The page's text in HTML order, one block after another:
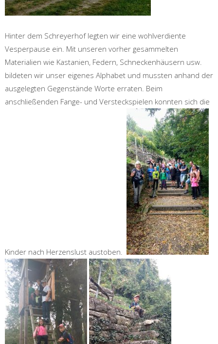
Hinter dem Schreyerhof legten wir eine wohlverdiente
Vesperpause ein. Mit unseren vorher gesammelten
Materialien wie Kastanien, Federn, Schneckenhäusern usw.
bildeten wir unser eigenes Alphabet und mussten anhand der
ausgelegten Gegenstände Worte erraten. Beim
anschließenden Fange- und Versteckspielen konnten sich die
Kinder nach Herzenslust austoben.